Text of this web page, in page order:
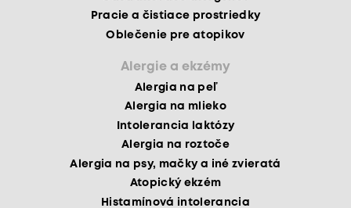
Pracie a čistiace prostriedky
Oblečenie pre atopikov
Alergie a ekzémy
Alergia na peľ
Alergia na mlieko
Intolerancia laktózy
Alergia na roztoče
Alergia na psy, mačky a iné zvieratá
Atopický ekzém
Histamínová intolerancia